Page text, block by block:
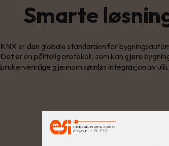
Smarte
KNX er den globale standarden for
Det er en pålitelig protokoll, som kan gjøre
brukervennlige gjennom sømløs integrasjon av